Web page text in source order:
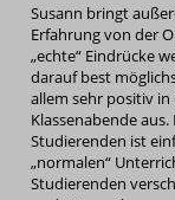
Susann bringt
Erfahrung von der
„echte“ Eindrücke
darauf best
allem sehr positiv
Klassenabende
Studierenden ist
„normalen“
Studierenden